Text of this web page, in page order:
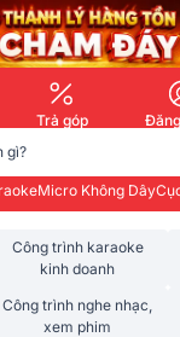
Trả góp
gì?
Micro Không Dây
Công trình karaoke
kinh doanh
Công trình nghe nhạc,
xem phim